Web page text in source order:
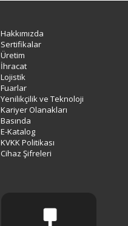
Hakkımızda
Sertifikalar
Üretim
İhracat
Lojistik
Fuarlar
Yenilikçilik ve Teknoloji
Kariyer Olanakları
Basında
E-Katalog
KVKK Politikası
Cihaz Şifreleri